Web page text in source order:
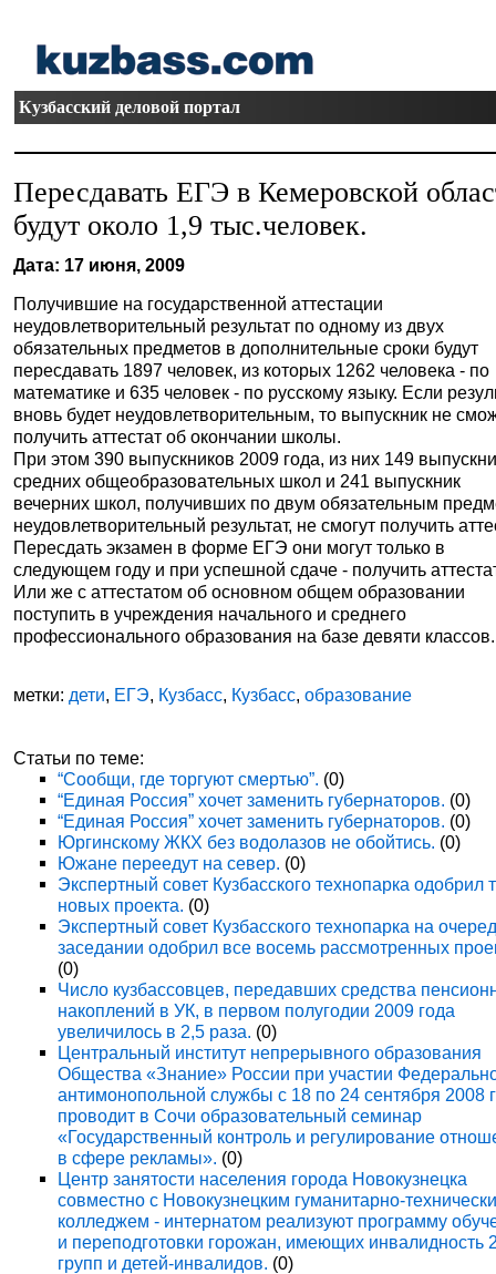
Кузбасский деловой портал
Пересдавать ЕГЭ в Кемеровской
будут около 1,9 тыс.человек.
Дата: 17 июня, 2009
Получившие на государственной аттестации
неудовлетворительный результат по одному из двух
обязательных предметов в дополнительные сроки будут
пересдавать 1897 человек, из которых 1262 человека - по
математике и 635 человек - по русскому языку. Если
вновь будет неудовлетворительным, то выпускник не
получить аттестат об окончании школы.
При этом 390 выпускников 2009 года, из них 149
средних общеобразовательных школ и 241 выпускник
вечерних школ, получивших по двум обязательным
неудовлетворительный результат, не смогут получить
Пересдать экзамен в форме ЕГЭ они могут только в
следующем году и при успешной сдаче - получить
Или же с аттестатом об основном общем образовании
поступить в учреждения начального и среднего
профессионального образования на базе девяти классов.
метки: дети, ЕГЭ, Кузбасс, Кузбасс,образование
Статьи по теме:
“Сообщи, где торгуют смертью”. (0)
“Единая Россия” хочет заменить губернаторов. (0)
“Единая Россия” хочет заменить губернаторов. (0)
Юргинскому ЖКХ без водолазов не обойтись. (0)
Южане переедут на север. (0)
Экспертный совет Кузбасского технопарка одобрил
новых проекта. (0)
Экспертный совет Кузбасского технопарка на
заседании одобрил все восемь рассмотренных
(0)
Число кузбассовцев, передавших средства
накоплений в УК, в первом полугодии 2009 года
увеличилось в 2,5 раза. (0)
Центральный институт непрерывного образования
Общества «Знание» России при участии
антимонопольной службы с 18 по 24 сентября 2008
проводит в Сочи образовательный семинар
«Государственный контроль и регулирование
в сфере рекламы». (0)
Центр занятости населения города Новокузнецка
совместно с Новокузнецким гуманитарно-
колледжем - интернатом реализуют программу
и переподготовки горожан, имеющих инвалидность
групп и детей-инвалидов. (0)